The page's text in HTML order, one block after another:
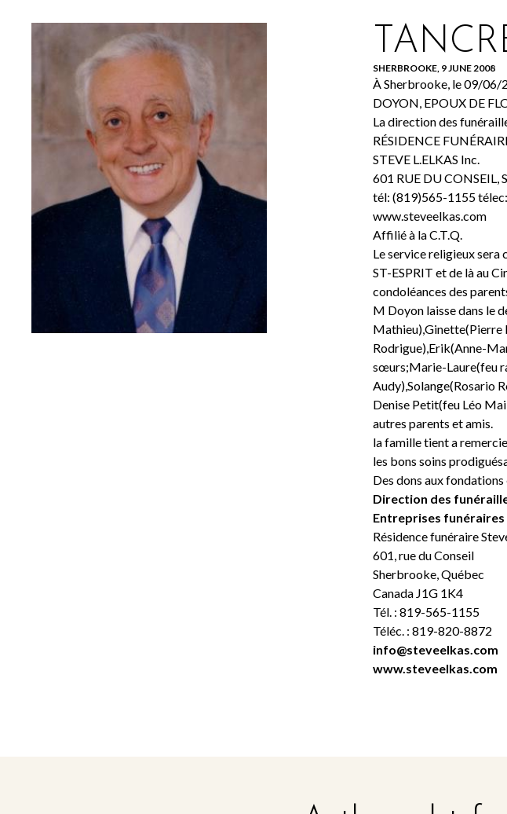
SHERBROOKE, 9 JUNE 2008
À Sherbrooke, le 09/06/
DOYON, EPOUX DE
La direction des
RÉSIDENCE
STEVE L.ELKAS Inc.
601 RUE DU CONSEIL,
tél: (819)565-1155
www.steveelkas.com
Affilié à la C.T.Q.
Le service religieux sera
ST-ESPRIT et de là au
condoléances des
M Doyon laisse dans le
Mathieu),Ginette(Pierre
Rodrigue),Erik(Anne-
sœurs;Marie-Laure(feu
Audy),Solange(Rosario
Denise Petit(feu Léo
autres parents et amis.
la famille tient a
les bons soins
Des dons aux
Direction des
Entreprises funéraires
Résidence funéraire
601, rue du Conseil
Sherbrooke, Québec
Canada J1G 1K4
Tél. : 819-565-1155
Téléc. : 819-820-8872
info@steveelkas.com
www.steveelkas.com